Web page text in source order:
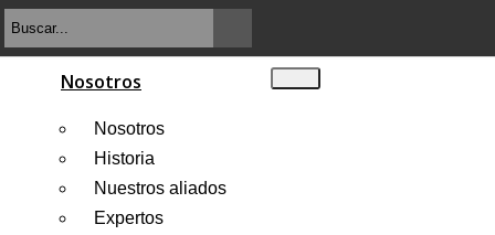
Nosotros
Nosotros
Historia
Nuestros aliados
Expertos